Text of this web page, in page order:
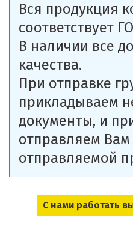
Вся продукция
соответствует
В наличии все
качества.
При отправке
прикладываем
документы, и
отправляем
отправляемой
С нами работать